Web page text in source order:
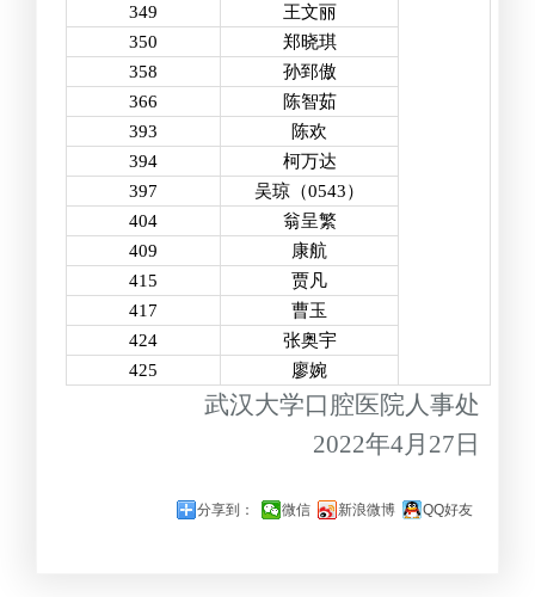
349
王文丽
350
郑晓琪
358
孙郅傲
366
陈智茹
393
陈欢
394
柯万达
397
吴琼（0543）
404
翁呈繁
409
康航
415
贾凡
417
曹玉
424
张奥宇
425
廖婉
武汉大学口腔医院人事处
2022年4月 27 日
分享到： 微信 新浪微博 QQ好友